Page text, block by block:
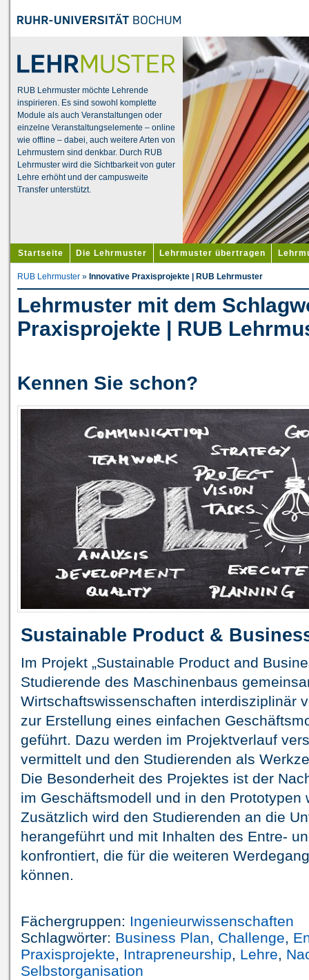
RUB Lehrmuster möchte Lehrende
inspirieren. Es sind sowohl komplette
Module als auch Veranstaltungen oder
einzelne Veranstaltungselemente – online
wie offline – dabei, auch weitere Arten von
Lehrmustern sind denkbar. Durch RUB
Lehrmuster wird die Sichtbarkeit von guter
Lehre erhöht und der campusweite
Transfer unterstützt.
Startseite Die Lehrmuster Lehrmuster übertragen
RUB Lehrmuster » Innovative Praxisprojekte | RUB Lehrmuster
Lehrmuster mit dem
Praxisprojekte | RUB
Kennen Sie schon?
Sustainable Product &
Im Projekt „Sustainable Product and
Studierende des Maschinenbaus
Wirtschaftswissenschaften interdisziplinär
zur Erstellung eines einfachen
geführt. Dazu werden im Projektverlauf
vermittelt und den Studierenden als
Die Besonderheit des Projektes ist der
im Geschäftsmodell und in den Prototypen
Zusätzlich wird den Studierenden an die
herangeführt und mit Inhalten des Entre-
konfrontiert, die für die weiteren
können.
Fächergruppen: Ingenieurwissenschaften
Schlagwörter: Business Plan, Challenge,
Praxisprojekte, Intrapreneurship, Lehre,
Selbstorganisation